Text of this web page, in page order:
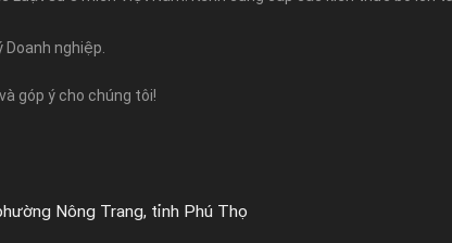
nghiệp.
góp ý cho chúng tôi!
Nông Trang, tỉnh Phú Thọ